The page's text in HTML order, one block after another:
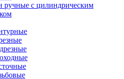
ручные с цилиндрическим